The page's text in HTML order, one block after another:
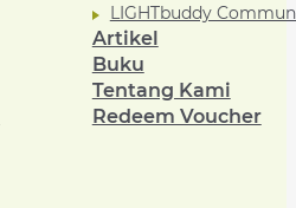
LIGHTbuddy
Artikel
Buku
Tentang Kami
Redeem Voucher